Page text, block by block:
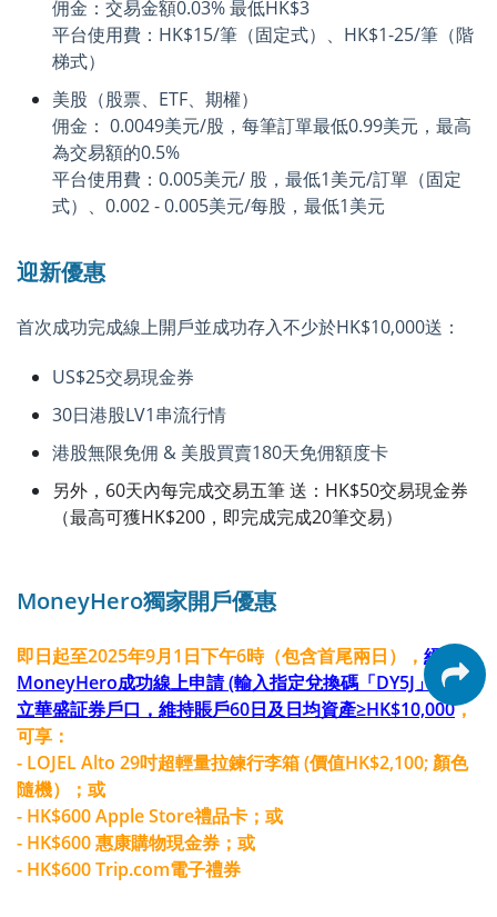
佣金：交易金額0.03% 最低HK$3
平台使用費：HK$15/筆（固定式）、HK$1-25/筆（階
梯式）
美股（股票、ETF、期權）
佣金： 0.0049美元/股，每筆訂單最低0.99美元，最高
為交易額的0.5%
平台使用費：0.005美元/ 股，最低1美元/訂單（固定
式）、0.002 - 0.005美元/每股，最低1美元
迎新優惠
首次成功完成線上開戶並成功存入不少於HK$10,000送：
US$25交易現金券
30日港股LV1串流行情
港股無限免佣 & 美股買賣180天免佣額度卡
另外，60天內每完成交易五筆 送：HK$50交易現金券
（最高可獲HK$200，即完成完成20筆交易）
MoneyHero獨家開戶優惠
即日起至2025年9月1日下午6時（包含首尾兩日）， 經
MoneyHero成功線上申請 (輸入指定兌換碼「DY5J」) 並開
立華盛証券戶口，維持賬戶60日及日均資產≥HK$10,000，
可享：
- LOJEL Alto 29吋超輕量拉鍊行李箱 (價值HK$2,100; 顏色
隨機）；或
- HK$600 Apple Store禮品卡；或
- HK$600 惠康購物現金券；或
- HK$600 Trip.com電子禮券